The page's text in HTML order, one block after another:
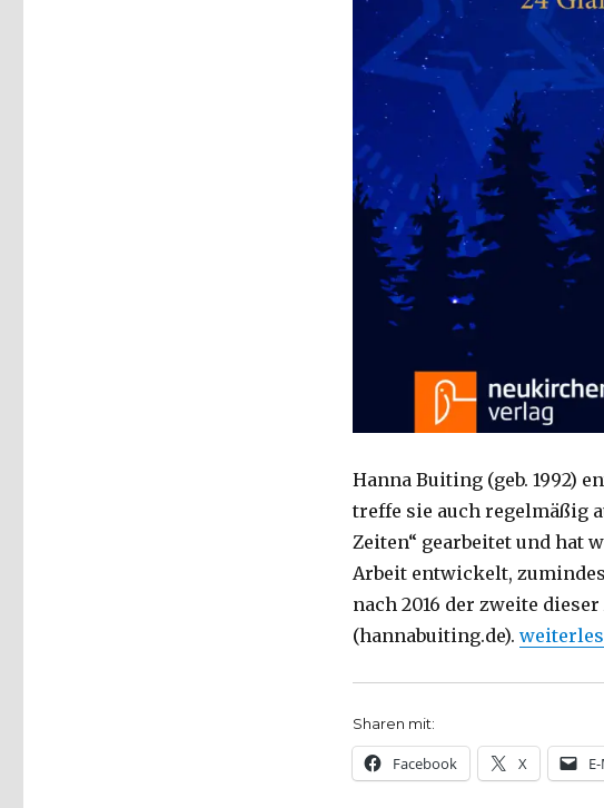
Hanna Buiting (geb. 1992)
treffe sie auch regelmäßig
Zeiten“ gearbeitet und hat
Arbeit entwickelt,
nach 2016 der zweite
(hannabuiting.de).
Sharen mit:
Facebook X